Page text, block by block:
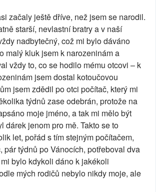
začaly ještě dříve, než jsem se narodil.
starší, nevlastní bratry a v naší
nadbytečný, což mi bylo dáváno
malý kluk jsem k narozeninám a
vždy to, co se hodilo mému otcovi – k
jsem dostal kotoučovou
jsem zdědil po otci počítač, který mi
týdnů zase odebrán, protože na
moje jméno, a tak mi mělo být
dárek jenom pro mě. Takto se to
let, pořád s tím stejným počítačem,
pár týdnů po Vánocích, potřeboval dva
bylo kdykoli dáno k jakékoli
mých rodičů nebylo nikdy moje, ale